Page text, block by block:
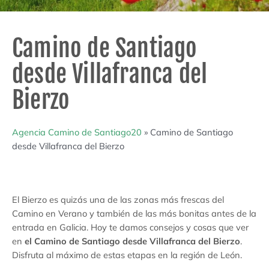
Camino de Santiago
desde Villafranca del
Bierzo
Agencia Camino de Santiago20 » Camino de Santiago
desde Villafranca del Bierzo
El Bierzo es quizás una de las zonas más frescas del
Camino en Verano y también de las más bonitas antes de la
entrada en Galicia. Hoy te damos consejos y cosas que ver
en el Camino de Santiago desde Villafranca del Bierzo.
Disfruta al máximo de estas etapas en la región de León.